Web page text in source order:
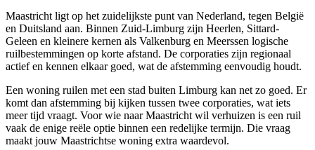
Maastricht ligt op het zuidelijkste punt van Nederland, tegen België
en Duitsland aan. Binnen Zuid-Limburg zijn Heerlen, Sittard-
Geleen en kleinere kernen als Valkenburg en Meerssen logische
ruilbestemmingen op korte afstand. De corporaties zijn regionaal
actief en kennen elkaar goed, wat de afstemming eenvoudig houdt.
Een woning ruilen met een stad buiten Limburg kan net zo goed. Er
komt dan afstemming bij kijken tussen twee corporaties, wat iets
meer tijd vraagt. Voor wie naar Maastricht wil verhuizen is een ruil
vaak de enige reële optie binnen een redelijke termijn. Die vraag
maakt jouw Maastrichtse woning extra waardevol.